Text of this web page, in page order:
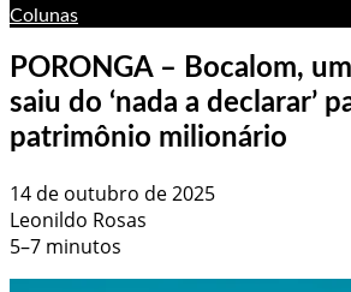
Colunas
PORONGA – Bocalom,
saiu do ‘nada a declarar’
patrimônio milionário
14 de outubro de 2025
Leonildo Rosas
5–7 minutos